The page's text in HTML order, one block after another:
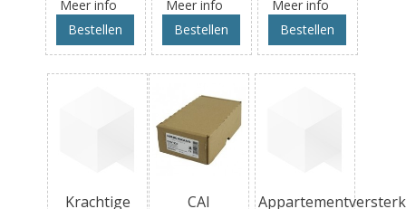
Meer info
Bestellen
Meer info
Bestellen
Meer info
Bestellen
Krachtige CAI